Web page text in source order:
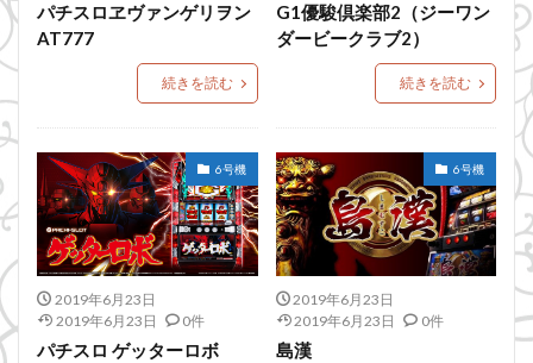
パチスロヱヴァンゲリヲン
AT777
続きを読む
G1優駿倶楽部2（ジーワン
ダービークラブ2）
続きを読む
6号機
2019年6月23日
2019年6月23日
0件
パチスロ ゲッターロボ
6号機
2019年6月23日
2019年6月23日
0件
島漢